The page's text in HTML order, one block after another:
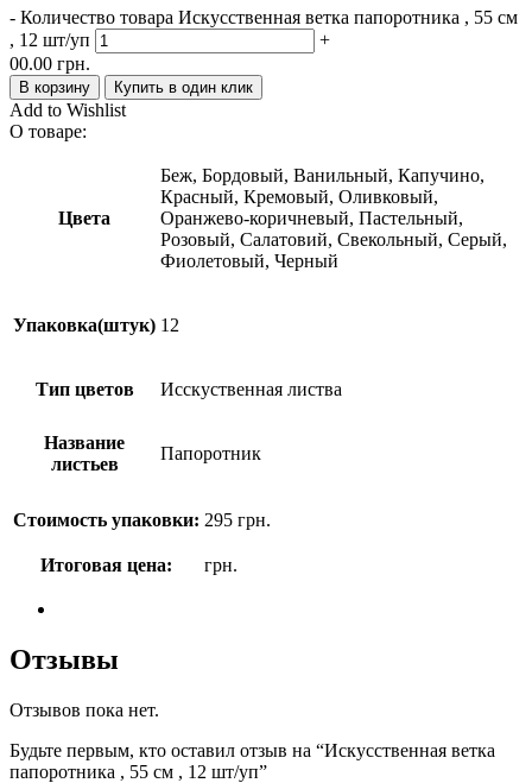
- Количество товара Искусственная ветка папоротника , 55 см
, 12 шт/уп
+
00.00 грн.
В корзину Купить в один клик
Add to Wishlist
О товаре:
Цвета
Беж, Бордовый, Ванильный, Капучино,
Красный, Кремовый, Оливковый,
Оранжево-коричневый, Пастельный,
Розовый, Салатовий, Свекольный, Серый,
Фиолетовый, Черный
Упаковка(штук) 12
Тип цветов Исскуственная листва
Название
листьев
Папоротник
Стоимость упаковки: 295 грн.
Итоговая цена: грн.
Отзывы
Отзывов пока нет.
Будьте первым, кто оставил отзыв на “Искусственная ветка
папоротника , 55 см , 12 шт/уп”